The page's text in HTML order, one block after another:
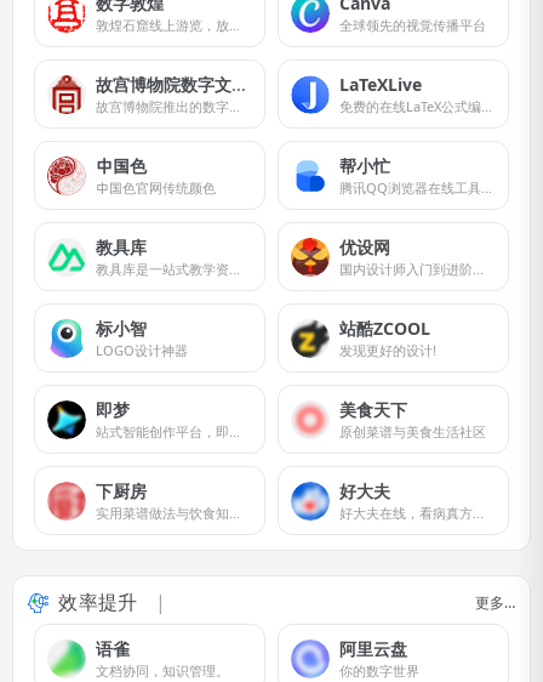
敦煌石窟线上游览，放大细节看壁画 全球领先的视觉传播平台
故宫博物院数字文物库
故宫博物院推出的数字化服务平台
LaTeXLive
免费的在线LaTeX公式编辑器
中国色
中国色官网传统颜色
帮小忙
腾讯QQ浏览器在线工具箱平台
教具库
教具库是一站式教学资源平台，提供HTML教具托管服务，汇聚海量优质教学工具与教室多媒体资源。
优设网
国内设计师入门到进阶的专业设计网站。
标小智
LOGO设计神器
站酷ZCOOL
发现更好的设计!
即梦
站式智能创作平台，即刻造梦。
美食天下
原创菜谱与美食生活社区
下厨房
实用菜谱做法与饮食知识，提供厨师和美食爱好者一个记录、分享的平台。
好大夫
好大夫在线，看病真方便！
效率提升 更多…
语雀
文档协同，知识管理。
阿里云盘
你的数字世界